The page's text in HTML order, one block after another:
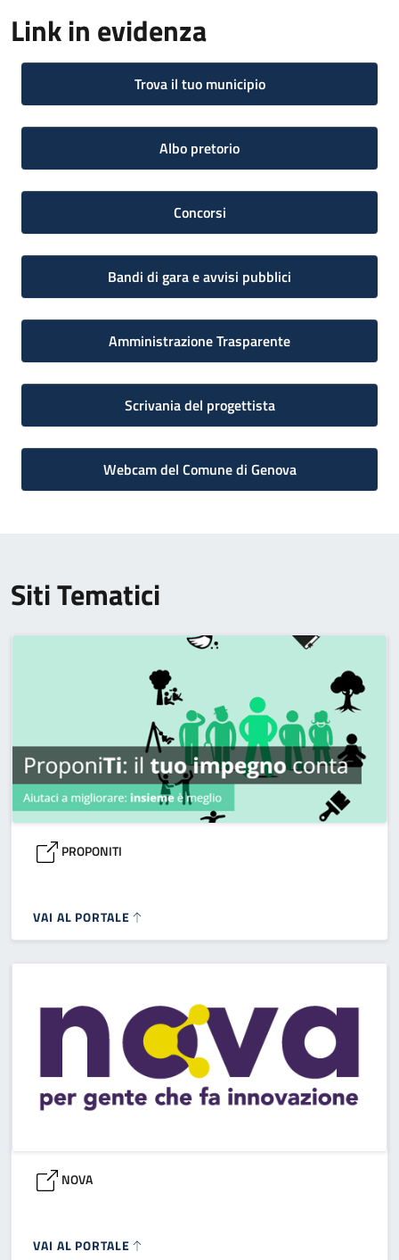
Link in evidenza
Trova il tuo municipio
Albo pretorio
Concorsi
Bandi di gara e avvisi pubblici
Amministrazione Trasparente
Scrivania del progettista
Webcam del Comune di Genova
Siti Tematici
PROPONITI
VAI AL PORTALE
NOVA
VAI AL PORTALE